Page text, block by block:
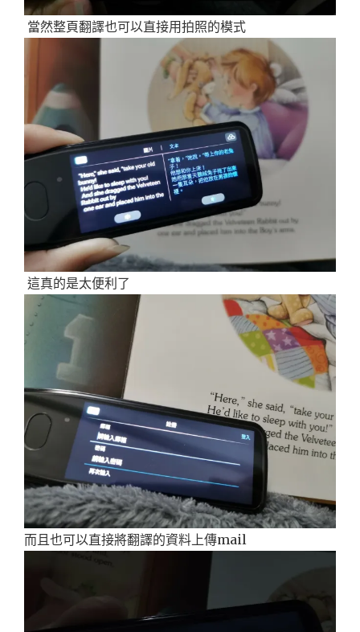
當然整頁翻譯也可以直接用拍照的模式
這真的是太便利了
而且也可以直接將翻譯的資料上傳mail